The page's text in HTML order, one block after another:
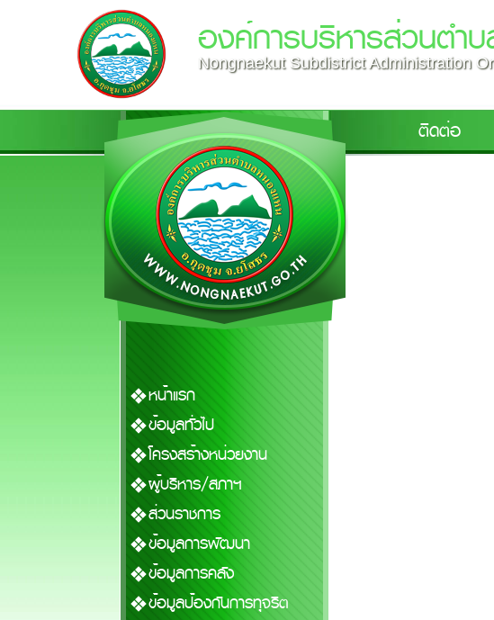
องค์การบริหารส่วนตำ
Nongnaekut Subdistrict Administration
ติดต่อ
หน้าแรก
ข้อมูลทั่วไป
โครงสร้างหน่วยงาน
ผู้บริหาร/สภาฯ
ส่วนราชการ
ข้อมูลการพัฒนา
ข้อมูลการคลัง
ข้อมูลป้องกันการทุจริต